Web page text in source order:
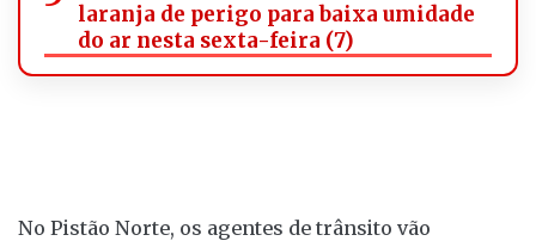
laranja de perigo para baixa umidade
do ar nesta sexta-feira (7)
No Pistão Norte, os agentes de trânsito vão